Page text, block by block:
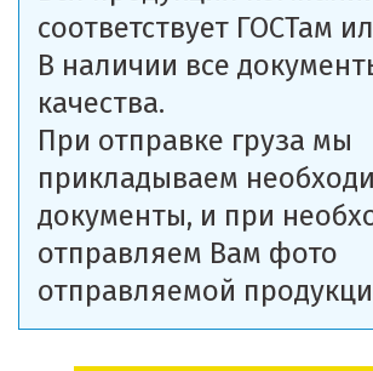
соответствует ГОСТам
В наличии все
качества.
При отправке груза мы
прикладываем
документы, и при
отправляем Вам фото
отправляемой